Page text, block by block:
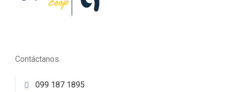
Contáctanos.
099 187 1895